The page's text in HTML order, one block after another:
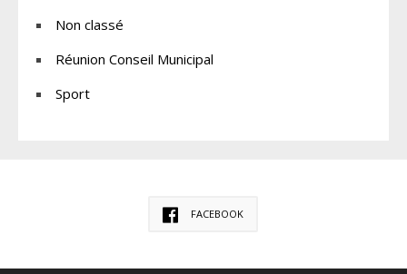
Non classé
Réunion Conseil Municipal
Sport
FACEBOOK